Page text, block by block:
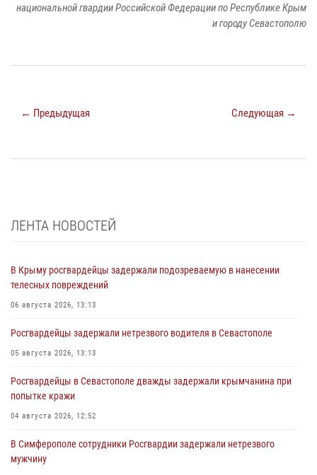
национальной гвардии Российской Федерации по Республике Крым
и городу Севастополю
← Предыдущая Следующая →
ЛЕНТА НОВОСТЕЙ
В Крыму росгвардейцы задержали подозреваемую в нанесении
телесных повреждений
06 августа 2026, 13:13
Росгвардейцы задержали нетрезвого водителя в Севастополе
05 августа 2026, 13:13
Росгвардейцы в Севастополе дважды задержали крымчанина при
попытке кражи
04 августа 2026, 12:52
В Симферополе сотрудники Росгвардии задержали нетрезвого
мужчину